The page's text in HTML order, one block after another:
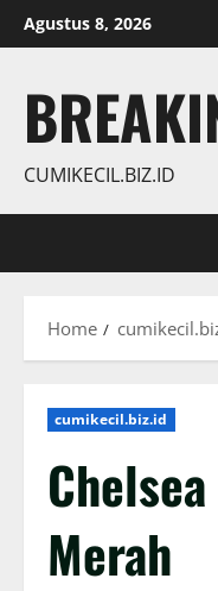
Skip
to
Agustus 8, 2026
CUMIKECIL.BIZ.ID
Home
cumikecil.biz.id
Merah